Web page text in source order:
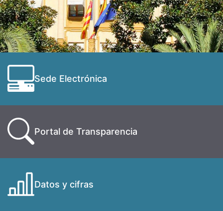
Sede Electrónica
Portal de Transparencia
Datos y cifras